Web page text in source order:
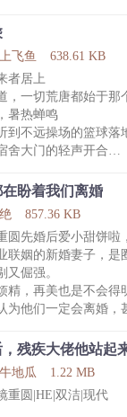
脏却背叛了他的意志
他恨来恨去，都不过
自己分手后，早晚有
忘记呢，他们来自天
会
飞鱼 638.61 KB
者居上
，一切荒唐都始于那
暑热蝉鸣
到不远操场的篮球落
舍大门的轻声开合
脸居高临下，竟然带
”
自己不该这样。他
，他还是点了头
到会再发生
社交，男友却又不知
应正跟室友出游的丛
在盼着我们离婚
857.36 KB
圆先婚后爱小甜饼啦
联姻的新婚妻子，是
又倔强。
精，再美也是不会得
为他们一定会离婚，
然挑衅：“明总，令
”
：“深哥，什么时候
残疾大佬他站起
地瓜 1.22 MB
重圆|HE|双洁|现代